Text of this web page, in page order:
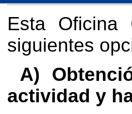
Esta Oficina
siguientes
A)
actividad y